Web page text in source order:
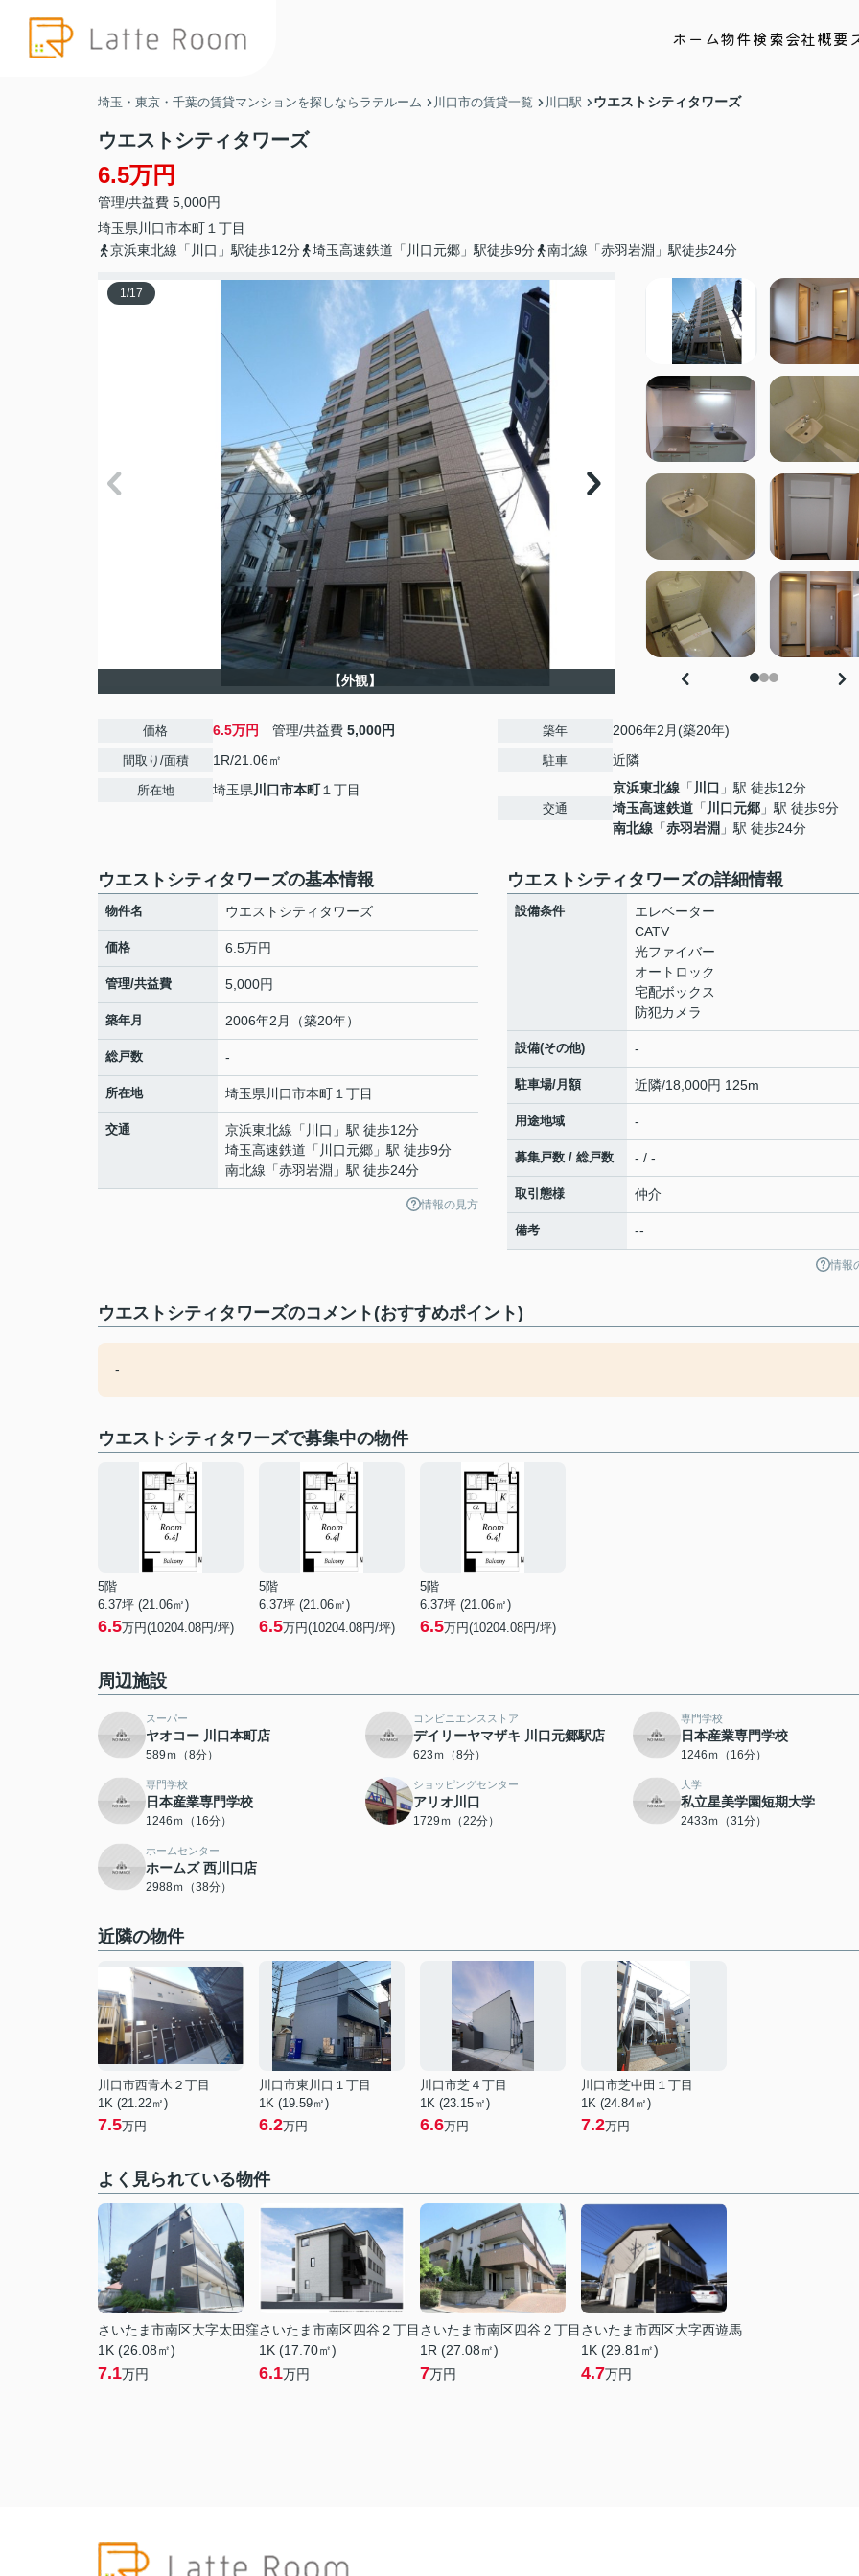
ホーム物件検索会社概要
埼玉・東京・千葉の賃貸マンションを探しならラテルーム 川口市の賃貸一覧 川口駅 ウエストシティタワーズ
ウエストシティタワーズ
6.5万円
管理/共益費 5,000円
埼玉県 川口市本町 １丁目
京浜東北線「川口」駅徒歩12分
埼玉高速鉄道「川口元郷」駅徒歩9分 南北線「赤羽岩淵」駅徒歩24分
1/17
【外観】
価格 6.5万円 管理/共益費 5,000円
間取り/面積 1R/21.06㎡
所在地 埼玉県川口市本町１丁目
築年 2006年2月(築20年)
駐車 近隣
交通
京浜東北線 「 川口 」駅 徒歩12分
埼玉高速鉄道 「 川口元郷 」駅 徒歩9分
南北線 「赤羽岩淵 」駅 徒歩24分
ウエストシティタワーズの基本情報
物件名 ウエストシティタワーズ
価格 6.5万円
管理/共益費 5,000円
築年月 2006年2月（築20年）
総戸数 -
所在地 埼玉県 川口市本町 １丁目
交通 京浜東北線 「 川口 」駅 徒歩12分
埼玉高速鉄道 「 川口元郷 」駅 徒歩9分
南北線 「赤羽岩淵 」駅 徒歩24分
情報の見方
ウエストシティタワーズの詳細情報
設備条件
エレベーター
CATV
光ファイバー
オートロック
宅配ボックス
防犯カメラ
設備(その他) -
駐車場/月額 近隣/18,000円 125m
用途地域 -
募集戸数 / 総戸数 - / -
取引態様 仲介
備考 --
情報
ウエストシティタワーズのコメント(おすすめポイント)
-
ウエストシティタワーズで募集中の物件
5階
6.37坪 (21.06㎡)
6.5万円(10204.08円/坪)
5階
6.37坪 (21.06㎡)
6.5万円(10204.08円/坪)
5階
6.37坪 (21.06㎡)
6.5万円(10204.08円/坪)
周辺施設
スーパー
ヤオコー 川口本町店
589ｍ（8分）
コンビニエンスストア
デイリーヤマザキ 川口元郷駅店
623ｍ（8分）
専門学校
日本産業専門学校
1246ｍ（16分）
専門学校
日本産業専門学校
1246ｍ（16分）
ショッピングセンター
アリオ川口
1729ｍ（22分）
大学
私立星美学園短期大学
2433ｍ（31分）
ホームセンター
ホームズ 西川口店
2988ｍ（38分）
近隣の物件
川口市西青木２丁目
1K (21.22㎡)
7.5万円
川口市東川口１丁目
1K (19.59㎡)
6.2万円
川口市芝４丁目
1K (23.15㎡)
6.6万円
川口市芝中田１丁目
1K (24.84㎡)
7.2万円
よく見られている物件
さいたま市南区大字太田窪
1K (26.08㎡)
7.1万円
さいたま市南区四谷２丁目
1K (17.70㎡)
6.1万円
さいたま市南区四谷２丁目
1R (27.08㎡)
7万円
さいたま市西区大字西遊馬
1K (29.81㎡)
4.7万円